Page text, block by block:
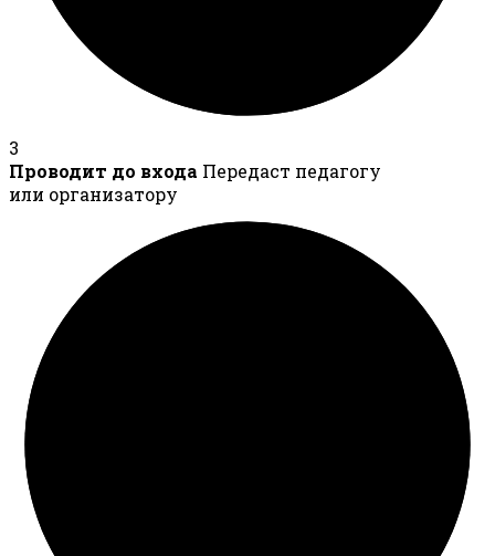
3
Проводит до входа Передаст педагогу
или организатору